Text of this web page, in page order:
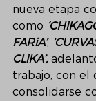
nueva etapa
como
FARiA’,
CLiKA’,
trabajo, con el
consolidarse